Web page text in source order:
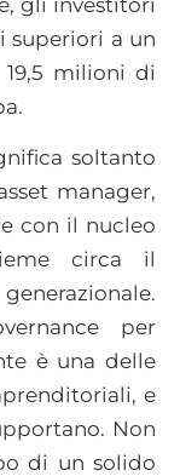
gli investitori
superiori a un
milioni di
soltanto
manager,
con il nucleo
circa il
per
è una delle
e
Non
di un solido